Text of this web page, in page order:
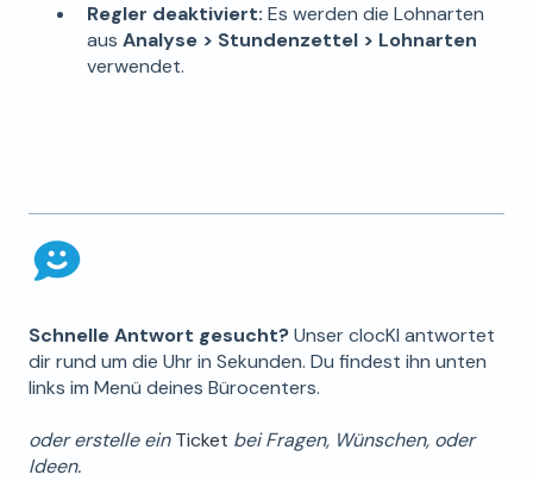
Regler deaktiviert: Es werden die Lohnarten
aus Analyse > Stundenzettel > Lohnarten
verwendet.
Schnelle Antwort gesucht?Unser clocKI antwortet
dir rund um die Uhr in Sekunden. Du findest ihn unten
links im Menü deines Bürocenters.
oder erstelle einTicket bei Fragen, Wünschen, oder
Ideen.